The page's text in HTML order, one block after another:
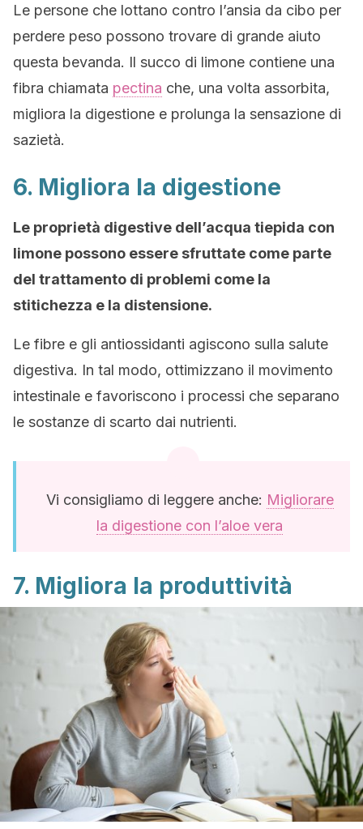
Le persone che lottano contro l’ansia da cibo per
perdere peso possono trovare di grande aiuto
questa bevanda. Il succo di limone contiene una
fibra chiamata pectina che, una volta assorbita,
migliora la digestione e prolunga la sensazione di
sazietà.
6. Migliora la digestione
Le proprietà digestive dell’acqua tiepida con
limone possono essere sfruttate come parte
del trattamento di problemi come la
stitichezza e la distensione.
Le fibre e gli antiossidanti agiscono sulla salute
digestiva. In tal modo, ottimizzano il movimento
intestinale e favoriscono i processi che separano
le sostanze di scarto dai nutrienti.
Vi consigliamo di leggere anche: Migliorare
la digestione con l’aloe vera
7. Migliora la produttività